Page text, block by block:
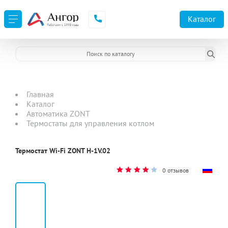
Каталог
Главная
Каталог
Автоматика ZONT
Термостаты для управления котлом
Термостат Wi-Fi ZONT H-1V.02
0 отзывов